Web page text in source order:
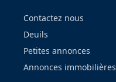
Contactez nous
Deuils
Petites annonces
Annonces immobilières